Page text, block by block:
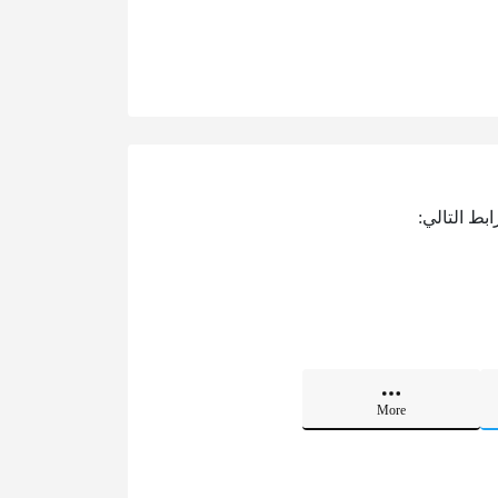
التالي:
More